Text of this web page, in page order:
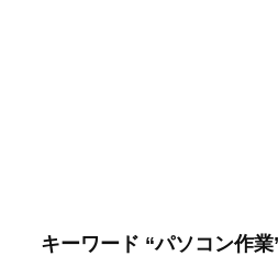
キーワード “パソコン作